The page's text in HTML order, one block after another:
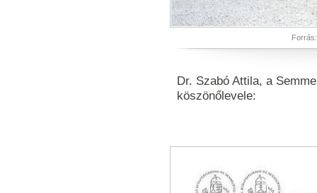
Dr. Szabó Attila, a
köszönőlevele: